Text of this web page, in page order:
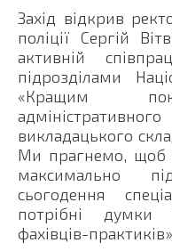
Захід відкрив
поліції Сергій
активній
підрозділами
«Кращим
викладацького
Ми прагнемо, щоб
максимально
сьогодення
потрібні думки
фахівців-